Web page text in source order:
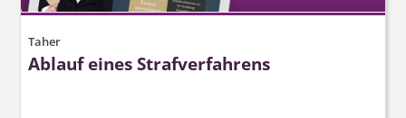
Taher
Ablauf eines Strafverfahrens